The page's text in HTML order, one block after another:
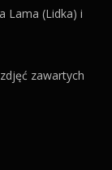
Lama (Lidka) i
zawartych